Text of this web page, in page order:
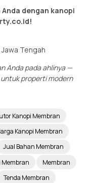
dengan kanopi
Tengah
Anda pada ahlinya —
properti modern
Kanopi Membran
Kanopi Membran
Jual Bahan Membran
Membran
Membran
Tenda Membran